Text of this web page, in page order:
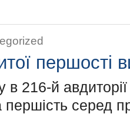
першості
в 216-й
першість серед